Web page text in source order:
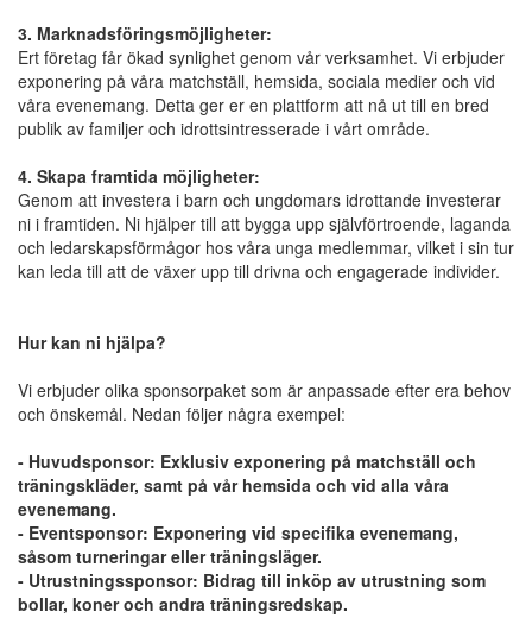
3. Marknadsföringsmöjligheter:
Ert företag får ökad synlighet genom vår verksamhet. Vi erbjuder
exponering på våra matchställ, hemsida, sociala medier och vid
våra evenemang. Detta ger er en plattform att nå ut till en bred
publik av familjer och idrottsintresserade i vårt område.
4. Skapa framtida möjligheter:
Genom att investera i barn och ungdomars idrottande investerar
ni i framtiden. Ni hjälper till att bygga upp självförtroende, laganda
och ledarskapsförmågor hos våra unga medlemmar, vilket i sin tur
kan leda till att de växer upp till drivna och engagerade individer.
Hur kan ni hjälpa?
Vi erbjuder olika sponsorpaket som är anpassade efter era behov
och önskemål. Nedan följer några exempel:
- Huvudsponsor: Exklusiv exponering på matchställ och
träningskläder, samt på vår hemsida och vid alla våra
evenemang.
- Eventsponsor: Exponering vid specifika evenemang,
såsom turneringar eller träningsläger.
- Utrustningssponsor: Bidrag till inköp av utrustning som
bollar, koner och andra träningsredskap.